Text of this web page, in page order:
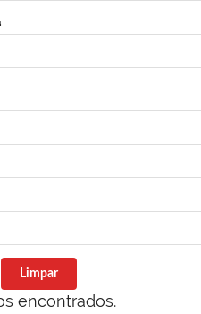
Limpar
encontrados.